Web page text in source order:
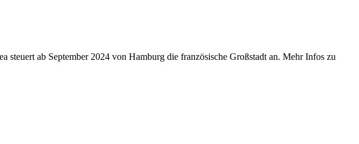
ab September 2024 von Hamburg die französische Großstadt an. Mehr Infos zu